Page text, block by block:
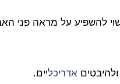
להשפיע על מראה פני
אדריכליים.